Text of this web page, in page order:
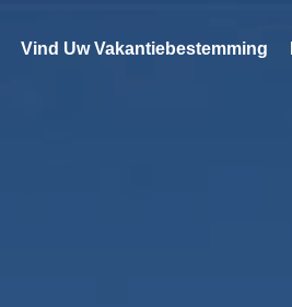
Vind Uw Vakantiebestemming